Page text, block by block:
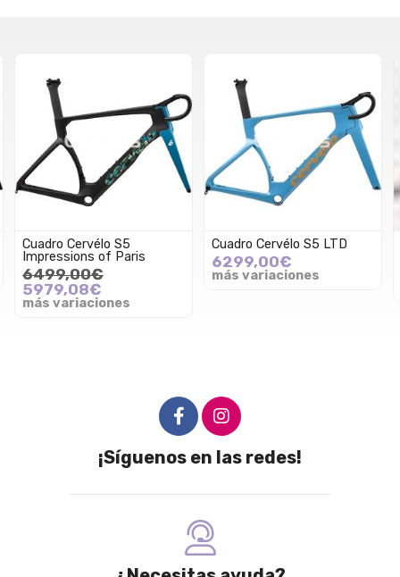
Cuadro Cervélo S5
Impressions of Paris
6499,00€
5979,08€
más variaciones
Cuadro Cervélo S5 LTD
6299,00€
más variaciones
¡Síguenos en las redes!